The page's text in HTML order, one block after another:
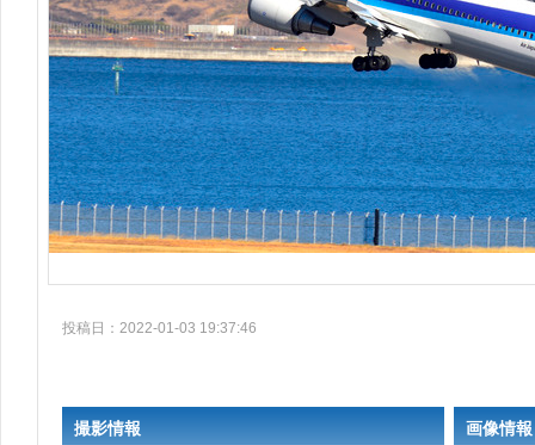
投稿日：2022-01-03 19:37:46
撮影情報 画像情報